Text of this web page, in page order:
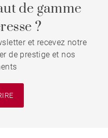
de gamme
?
et recevez notre
de prestige et nos